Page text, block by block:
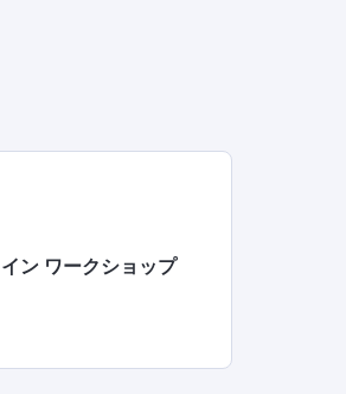
ン ワークショップ